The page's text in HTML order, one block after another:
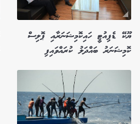
ޔޫކޭ ޑެޕިއުޓީ ހައިކޮމިޝަނަރާއި ޕޮލިސް
ކޮމިޝަނަރު ބައްދަލު ކުރައްވައިފި